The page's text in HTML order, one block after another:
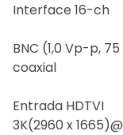
Interface 16-ch
BNC (1,0 Vp-p,
coaxial
Entrada HDTVI
3K(2960 x